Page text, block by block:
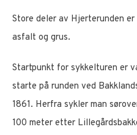
Store deler av Hjerterunden
asfalt og grus.
Startpunkt for sykkelturen er
starte på runden ved
1861. Herfra sykler man
100 meter etter